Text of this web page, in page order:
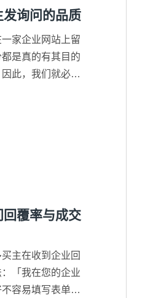
发询问的品质
家企业网站上留
是真的有其目的
此，我们就必须
迹追踪系统来分
潜在采购目的究
本是来比价？
回覆率与成交
主在收到企业回
「我在您的企业
容易填写表单发